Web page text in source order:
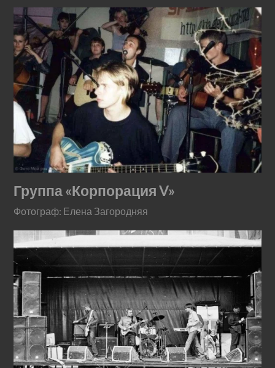
Группа «Корпорация V»
Фотограф: Елена Загородняя